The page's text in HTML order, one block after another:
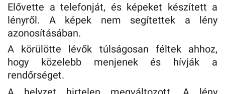
Elővette a telefonját, és képeket készített a
lényről. A képek nem segítettek a lény
azonosításában.
A körülötte lévők túlságosan féltek ahhoz,
hogy közelebb menjenek és hívják a
rendőrséget.